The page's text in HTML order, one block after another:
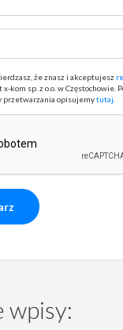
że znasz i akceptujesz
kom sp. z o.o. w Częstochowie.
przetwarzania opisujemytutaj
wpisy: